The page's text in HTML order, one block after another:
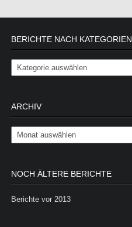
BERICHTE NACH KATEGORIEN
Berichte nach Kategorien
ARCHIV
Archiv
NOCH ÄLTERE BERICHTE
Berichte vor 2013